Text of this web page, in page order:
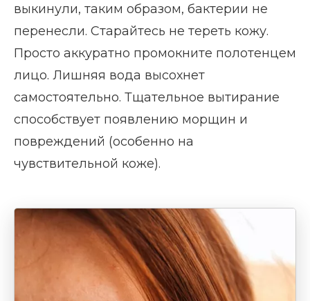
выкинули, таким образом, бактерии не
перенесли. Старайтесь не тереть кожу.
Просто аккуратно промокните полотенцем
лицо. Лишняя вода высохнет
самостоятельно. Тщательное вытирание
способствует появлению морщин и
повреждений (особенно на
чувствительной коже).